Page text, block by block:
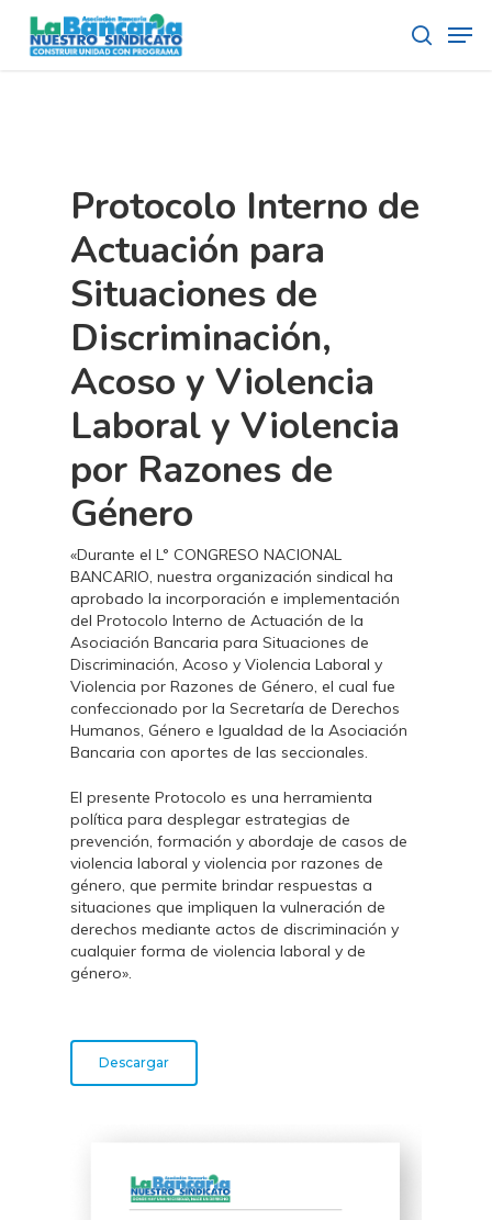
main
search
Protocolo Interno de
Actuación para
Situaciones de
Discriminación,
Acoso y Violencia
Laboral y Violencia
por Razones de
Género
«Durante el L° CONGRESO NACIONAL
BANCARIO, nuestra organización sindical ha
aprobado la incorporación e implementación
del Protocolo Interno de Actuación de la
Asociación Bancaria para Situaciones de
Discriminación, Acoso y Violencia Laboral y
Violencia por Razones de Género, el cual fue
confeccionado por la Secretaría de Derechos
Humanos, Género e Igualdad de la Asociación
Bancaria con aportes de las seccionales.
El presente Protocolo es una herramienta
política para desplegar estrategias de
prevención, formación y abordaje de casos de
violencia laboral y violencia por razones de
género, que permite brindar respuestas a
situaciones que impliquen la vulneración de
derechos mediante actos de discriminación y
cualquier forma de violencia laboral y de
género».
Descargar